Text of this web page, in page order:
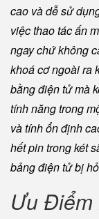
cao và dễ sử
việc thao tác ấn
ngay chứ không
khoá cơ ngoài ra
bằng điện tử mà
tính năng trong
và tính ổn định
hết pin trong két
bảng điện tử bị
Ưu Điểm